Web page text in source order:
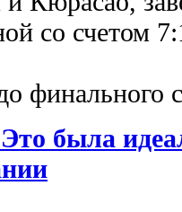
со счетом
финального
была